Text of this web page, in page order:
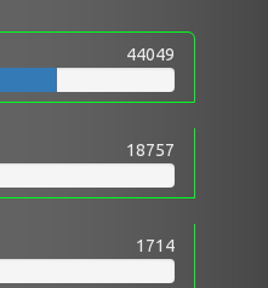
44049
18757
1714